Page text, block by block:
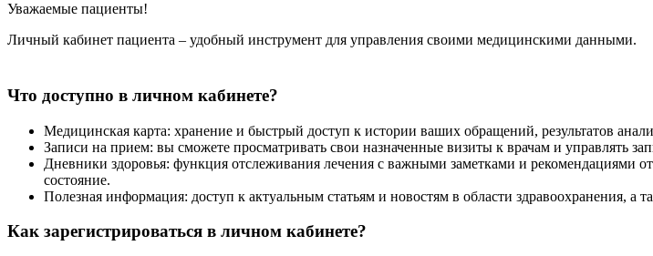
Уважаемые пациенты!
Личный кабинет пациента – удобный инструмент для управления своими медицинскими данными.
Что доступно в личном кабинете?
Медицинская карта: хранение и быстрый доступ к истории ваших обращений, результатов
Записи на прием: вы сможете просматривать свои назначенные визиты к врачам и управлять
Дневники здоровья: функция отслеживания лечения с важными заметками и рекомендациями
состояние.
Полезная информация: доступ к актуальным статьям и новостям в области здравоохранения, а
Как зарегистрироваться в личном кабинете?